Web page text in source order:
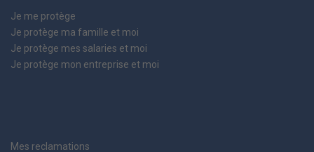
Je me protège
Je protège ma famille et moi
Je protège mes salaries et moi
Je protège mon entreprise et moi
Mes reclamations